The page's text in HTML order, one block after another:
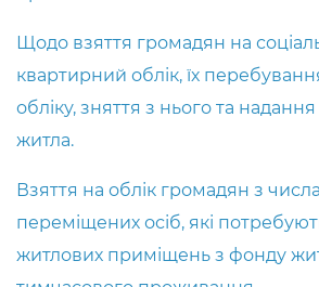
Щодо взяття громадян на
квартирний облік, їх
обліку, зняття з нього та
житла.
Взяття на облік громадян з
переміщених осіб, які
житлових приміщень з фонду